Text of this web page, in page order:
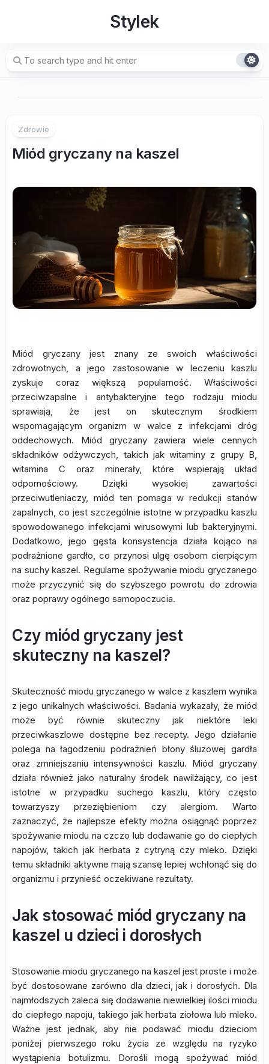
Stylek
Zdrowie
Miód gryczany na kaszel
Miód gryczany jest znany ze swoich właściwości
zdrowotnych, a jego zastosowanie w leczeniu kaszlu
zyskuje coraz większą popularność. Właściwości
przeciwzapalne i antybakteryjne tego rodzaju miodu
sprawiają, że jest on skutecznym środkiem
wspomagającym organizm w walce z infekcjami dróg
oddechowych. Miód gryczany zawiera wiele cennych
składników odżywczych, takich jak witaminy z grupy B,
witamina C oraz minerały, które wspierają układ
odpornościowy. Dzięki wysokiej zawartości
przeciwutleniaczy, miód ten pomaga w redukcji stanów
zapalnych, co jest szczególnie istotne w przypadku kaszlu
spowodowanego infekcjami wirusowymi lub bakteryjnymi.
Dodatkowo, jego gęsta konsystencja działa kojąco na
podrażnione gardło, co przynosi ulgę osobom cierpiącym
na suchy kaszel. Regularne spożywanie miodu gryczanego
może przyczynić się do szybszego powrotu do zdrowia
oraz poprawy ogólnego samopoczucia.
Czy miód gryczany jest
skuteczny na kaszel?
Skuteczność miodu gryczanego w walce z kaszlem wynika
z jego unikalnych właściwości. Badania wykazały, że miód
może być równie skuteczny jak niektóre leki
przeciwkaszlowe dostępne bez recepty. Jego działanie
polega na łagodzeniu podrażnień błony śluzowej gardła
oraz zmniejszaniu intensywności kaszlu. Miód gryczany
działa również jako naturalny środek nawilżający, co jest
istotne w przypadku suchego kaszlu, który często
towarzyszy przeziębieniom czy alergiom. Warto
zaznaczyć, że najlepsze efekty można osiągnąć poprzez
spożywanie miodu na czczo lub dodawanie go do ciepłych
napojów, takich jak herbata z cytryną czy mleko. Dzięki
temu składniki aktywne mają szansę lepiej wchłonąć się do
organizmu i przynieść oczekiwane rezultaty.
Jak stosować miód gryczany na
kaszel u dzieci i dorosłych
Stosowanie miodu gryczanego na kaszel jest proste i może
być dostosowane zarówno dla dzieci, jak i dorosłych. Dla
najmłodszych zaleca się dodawanie niewielkiej ilości miodu
do ciepłego napoju, takiego jak herbata ziołowa lub mleko.
Ważne jest jednak, aby nie podawać miodu dzieciom
poniżej pierwszego roku życia ze względu na ryzyko
wystąpienia botulizmu. Dorośli mogą spożywać miód